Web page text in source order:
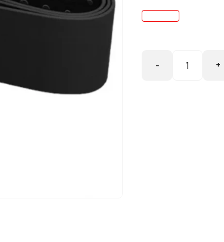
- +